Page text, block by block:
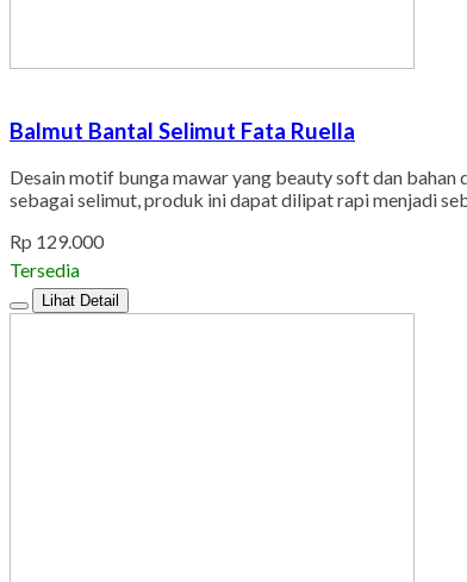
Balmut Bantal Selimut Fata Ruella
Desain motif bunga mawar yang beauty soft dan
sebagai selimut, produk ini dapat dilipat rapi menjadi
Rp 129.000
Tersedia
Lihat Detail